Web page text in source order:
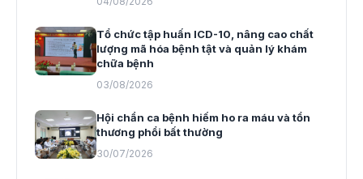
Tổ chức tập huấn ICD-10, nâng cao chất
lượng mã hóa bệnh tật và quản lý khám
chữa bệnh
03/08/2026
Hội chẩn ca bệnh hiếm ho ra máu và tổn
thương phổi bất thường
30/07/2026